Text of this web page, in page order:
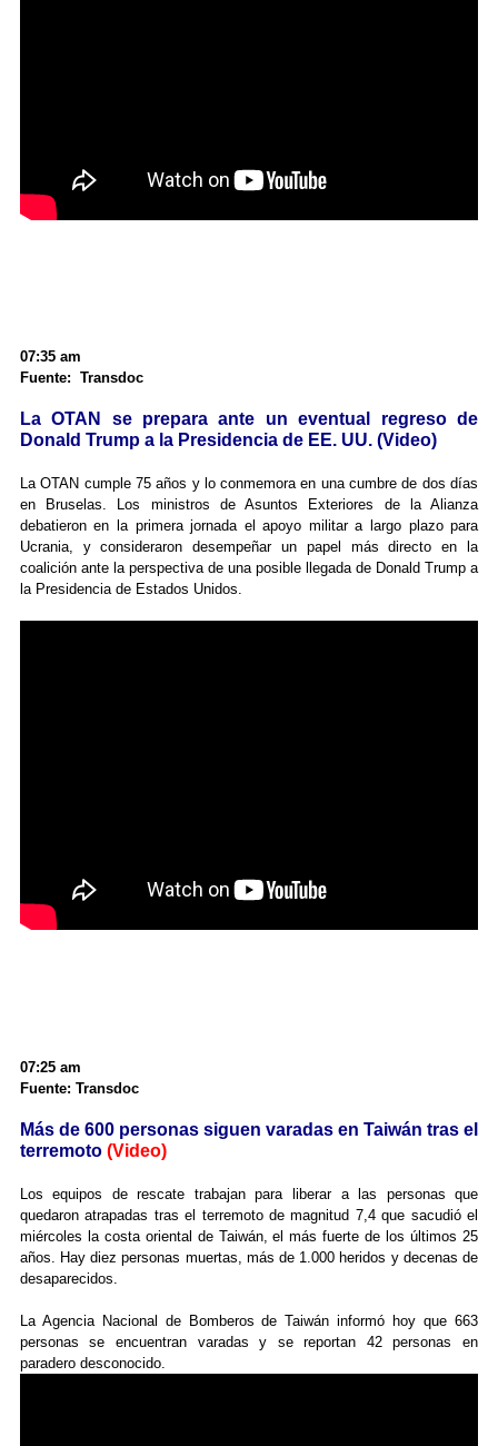
07:35 am
Fuente: Transdoc
La OTAN se prepara ante un eventual regreso de
Donald Trump a la Presidencia de EE. UU. (Video)
La OTAN cumple 75 años y lo conmemora en una cumbre de dos días
en Bruselas. Los ministros de Asuntos Exteriores de la Alianza
debatieron en la primera jornada el apoyo militar a largo plazo para
Ucrania, y consideraron desempeñar un papel más directo en la
coalición ante la perspectiva de una posible llegada de Donald Trump a
la Presidencia de Estados Unidos.
07:25 am
Fuente: Transdoc
Más de 600 personas siguen varadas en Taiwán tras el
terremoto (Video)
Los equipos de rescate trabajan para liberar a las personas que
quedaron atrapadas tras el terremoto de magnitud 7,4 que sacudió el
miércoles la costa oriental de Taiwán, el más fuerte de los últimos 25
años. Hay diez personas muertas, más de 1.000 heridos y decenas de
desaparecidos.
La Agencia Nacional de Bomberos de Taiwán informó hoy que 663
personas se encuentran varadas y se reportan 42 personas en
paradero desconocido.